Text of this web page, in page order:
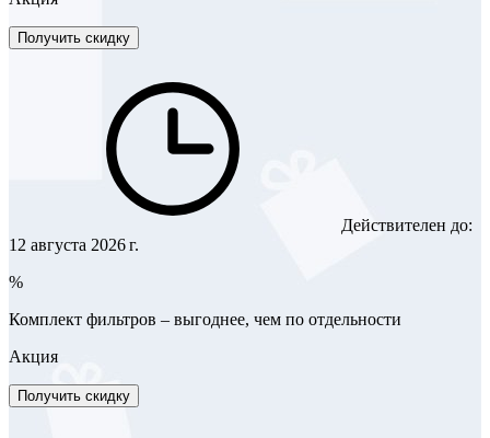
Получить скидку
Действителен до:
12 августа 2026 г.
%
Комплект фильтров – выгоднее, чем по отдельности
Акция
Получить скидку